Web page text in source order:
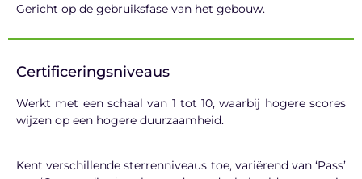
Gericht op de gebruiksfase van het gebouw.
Certificeringsniveaus
Werkt met een schaal van 1 tot 10, waarbij hogere scores
wijzen op een hogere duurzaamheid.
Kent verschillende sterrenniveaus toe, variërend van ‘Pass’